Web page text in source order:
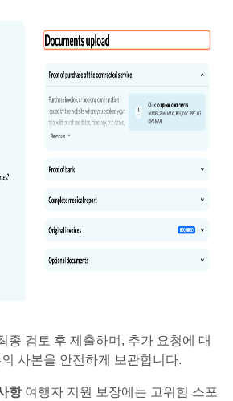
종 검토 후 제출하며, 추가 요청에 대
사본을 안전하게 보관합니다.
항여행자 지원 보장에는 고위험 스포